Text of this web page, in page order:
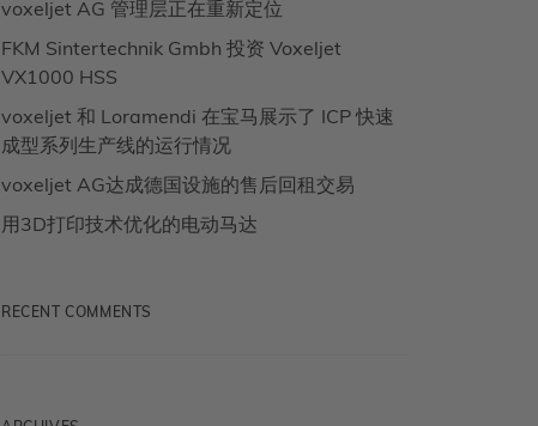
voxeljet AG 管理层正在重新定位
FKM Sintertechnik Gmbh 投资 Voxeljet
VX1000 HSS
voxeljet 和 Loramendi 在宝马展示了 ICP 快速
成型系列生产线的运行情况
voxeljet AG达成德国设施的售后回租交易
用3D打印技术优化的电动马达
RECENT COMMENTS